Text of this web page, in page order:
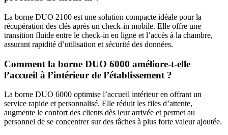
La borne DUO 2100 est une solution compacte idéale pour la
récupération des clés après un check-in mobile. Elle offre une
transition fluide entre le check-in en ligne et l’accès à la chambre,
assurant rapidité d’utilisation et sécurité des données.
Comment la borne DUO 6000 améliore-t-elle
l’accueil à l’intérieur de l’établissement ?
La borne DUO 6000 optimise l’accueil intérieur en offrant un
service rapide et personnalisé. Elle réduit les files d’attente,
augmente le confort des clients dès leur arrivée et permet au
personnel de se concentrer sur des tâches à plus forte valeur ajoutée.